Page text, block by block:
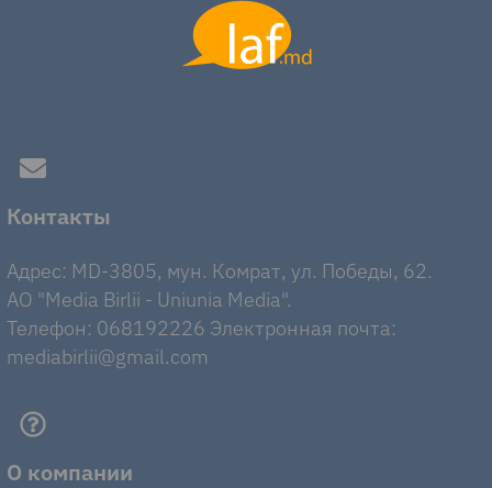
Контакты
Адрес: MD-3805, мун. Комрат, ул. Победы, 62.
AO "Media Birlii - Uniunia Media".
Телефон: 068192226 Электронная почта:
mediabirlii@gmail.com
О компании